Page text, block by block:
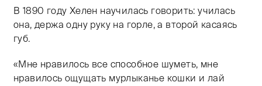
В 1890 году Хелен научилась говорить: училась
она, держа одну руку на горле, а второй касаясь
губ.
«Мне нравилось все способное шуметь, мне
нравилось ощущать мурлыканье кошки и лай